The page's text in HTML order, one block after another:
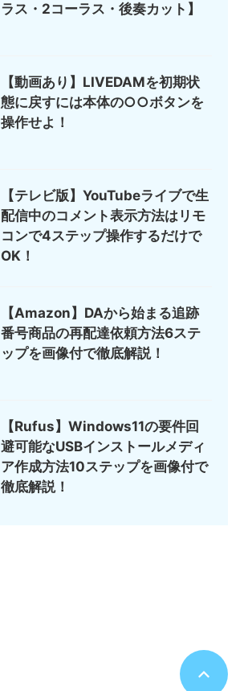
ラス・2コーラス・後奏カット】
【動画あり】LIVEDAMを初期状
態に戻すには本体の○○ボタンを
操作せよ！
【テレビ版】YouTubeライブで生
配信中のコメント表示方法はリモ
コンで4ステップ操作するだけで
OK！
【Amazon】DAから始まる追跡
番号商品の再配達依頼方法6ステ
ップを画像付で徹底解説！
【Rufus】Windows11の要件回
避可能なUSBインストールメディ
ア作成方法10ステップを画像付で
徹底解説！